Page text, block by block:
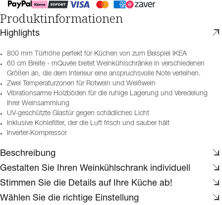
Produktinformationen
Highlights
800 mm Türhöhe perfekt für Küchen von zum Beispiel IKEA
60 cm Breite - mQuvée bietet Weinkühlschränke in verschiedenen
Größen an, die dem Interieur eine anspruchsvolle Note verleihen.
Zwei Temperaturzonen für Rotwein und Weißwein
Vibrationsarme Holzböden für die ruhige Lagerung und Veredelung
Ihrer Weinsammlung
UV-geschützte Glastür gegen schädliches Licht
Inklusive Kohlefilter, der die Luft frisch und sauber hält
Inverter-Kompressor
Beschreibung
Gestalten Sie Ihren Weinkühlschrank individuell
Stimmen Sie die Details auf Ihre Küche ab!
Wählen Sie die richtige Einstellung